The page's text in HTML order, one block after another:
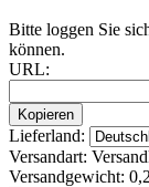
Bitte loggen Sie
können.
URL:
Lieferland:
Versandart:
Versandgewicht: